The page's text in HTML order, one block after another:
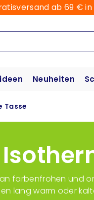
ab 69 €
Neuheiten
Tasse
farbenfrohen und
lang warm oder